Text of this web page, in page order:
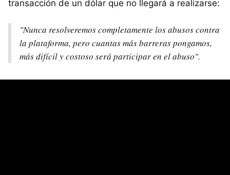
transacción de un dólar que no llegará a realizarse:
"Nunca resolveremos completamente los abusos contra
la plataforma, pero cuantas más barreras pongamos,
más difícil y costoso será participar en el abuso".